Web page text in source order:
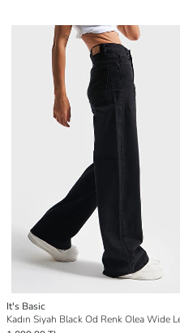
It's Basic